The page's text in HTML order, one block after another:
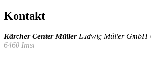
Kontakt
Kärcher Center Müller Ludwig Müller GmbH
6460 Imst